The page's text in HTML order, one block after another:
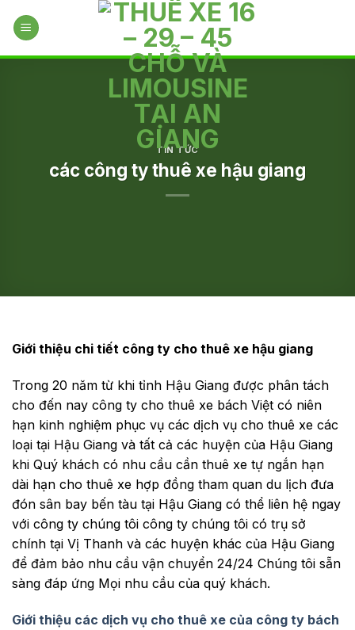
TIN TỨC
các công ty thuê xe hậu giang
Giới thiệu chi tiết công ty cho thuê xe hậu giang
Trong 20 năm từ khi tỉnh Hậu Giang được phân tách
cho đến nay công ty cho thuê xe bách Việt có niên
hạn kinh nghiệm phục vụ các dịch vụ cho thuê xe các
loại tại Hậu Giang và tất cả các huyện của Hậu Giang
khi Quý khách có nhu cầu cần thuê xe tự ngắn hạn
dài hạn cho thuê xe hợp đồng tham quan du lịch đưa
đón sân bay bến tàu tại Hậu Giang có thể liên hệ ngay
với công ty chúng tôi công ty chúng tôi có trụ sở
chính tại Vị Thanh và các huyện khác của Hậu Giang
để đảm bảo nhu cầu vận chuyển 24/24 Chúng tôi sẵn
sàng đáp ứng Mọi nhu cầu của quý khách.
Giới thiệu các dịch vụ cho thuê xe của công ty bách